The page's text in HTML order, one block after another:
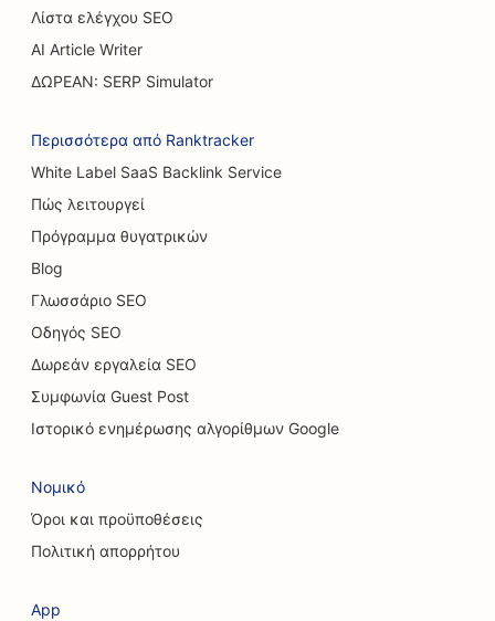
SEO για χειρουργούς εγκαυμάτων
SEO για καφετέριες
SEO για εστιατόρια Casual Dining
SEO για πλυντήρια αυτοκινήτων
SEO για χειροπρακτικούς
SEO για καφετέριες γάτας
SEO για καταστήματα ρούχων
SEO για κρανιοπροσωπικούς χειρουργούς
Λίστα ελέγχου SEO
AI Article Writer
ΔΩΡΕΑΝ: SERP Simulator
Περισσότερα από Ranktracker
White Label SaaS Backlink Service
Πώς λειτουργεί
Πρόγραμμα θυγατρικών
Blog
Γλωσσάριο SEO
Οδηγός SEO
Δωρεάν εργαλεία SEO
Συμφωνία Guest Post
Ιστορικό ενημέρωσης αλγορίθμων Google
Νομικό
Όροι και προϋποθέσεις
Πολιτική απορρήτου
App